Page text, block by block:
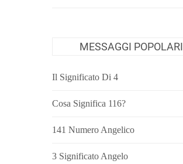
MESSAGGI POPOLARI
Il Significato Di 4
Cosa Significa 116?
141 Numero Angelico
3 Significato Angelo